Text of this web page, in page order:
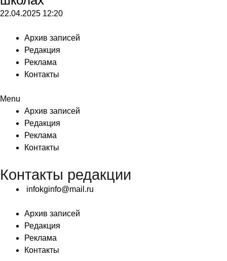
22.04.2025 12:20
Архив записей
Редакция
Реклама
Контакты
Menu
Архив записей
Редакция
Реклама
Контакты
Контакты редакции
infokginfo@mail.ru
Архив записей
Редакция
Реклама
Контакты